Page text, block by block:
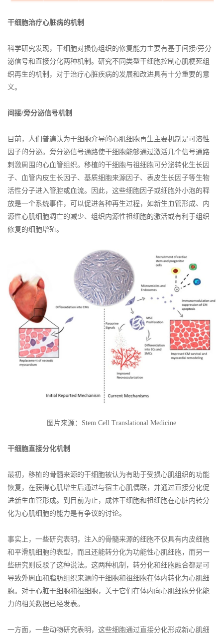
干细胞治疗心脏病的机制
科学研究发现，干细胞对损伤组织的修复能力主要有基于间接/旁分
泌信号和直接分化两种机制。研究不同类型干细胞控制心肌梗死组
织再生的机制，对于治疗心脏疾病的发展和改进具有十分重要的意
义。
间接/旁分泌信号机制
目前，人们普遍认为干细胞介导的心肌细胞再生主要机制是可溶性
因子的分泌。旁分泌信号通路使干细胞能够通过激活几个信号通路
刺激周围的心血管组织。移植的干细胞与祖细胞可分泌转化生长因
子、血管内皮生长因子、基质细胞来源因子、表皮生长因子等生物
活性分子进入管腔或血流。因此，这些细胞因子或细胞外小泡的释
放是一个系统事件，可以促进各种再生过程，如新生血管形成、内
源性心肌细胞凋亡的减少、组织内源性祖细胞的激活或有利于组织
修复的细胞增殖。
图片来源：Stem Cell Translational Medicine
干细胞直接分化机制
最初，移植的骨髓来源的干细胞被认为有助于受损心肌组织的功能
恢复，在获得心肌增生后通过与宿主心肌偶联，并通过直接分化促
进新生血管形成。到目前为止，成体干细胞和祖细胞在心脏内转分
化为心肌细胞的能力是有争议的讨论。
事实上，一些研究表明，注入的骨髓来源的细胞不仅具有内皮细胞
和平滑肌细胞的表型，而且还能转分化为功能性心肌细胞，而另一
些研究则反驳了这种说法。这两种机制，转分化和细胞融合都是可
导致外周血和脂肪组织来源的干细胞和祖细胞在体内转化为心肌细
胞。对于心脏干细胞和祖细胞，关于它们在体内向心肌细胞分化能
力的相关数据已经发表。
一方面，一些动物研究表明，这些细胞通过直接分化形成新心肌细